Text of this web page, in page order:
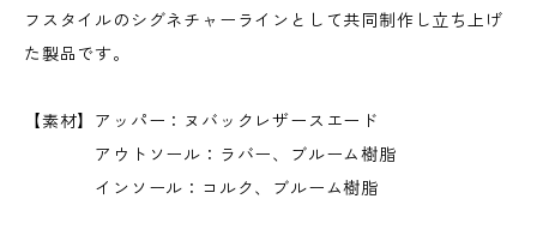
フスタイルのシグネチャーラインとして共同制作し立ち上げ
た製品です。
【素材】アッパー：ヌバックレザースエード
アウトソール：ラバー、ブルーム樹脂
インソール：コルク、ブルーム樹脂